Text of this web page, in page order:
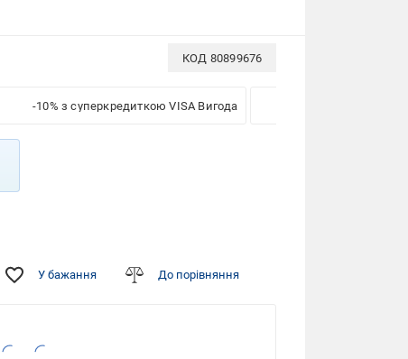
КОД 80899676
-10% з суперкредиткою VISA Вигода
У бажання До порівняння